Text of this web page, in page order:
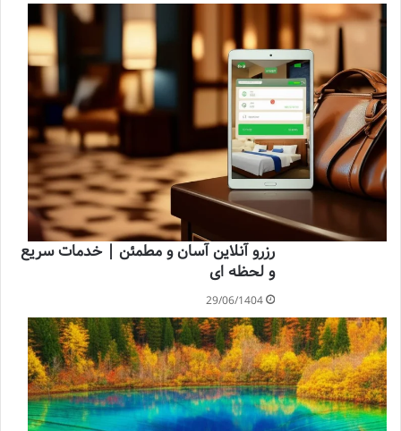
رزرو آنلاین آسان و مطمئن | خدمات سریع
و لحظه ای
29/06/1404